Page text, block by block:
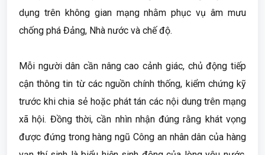
dụng trên không gian mạng nhằm phục vụ âm mưu
chống phá Đảng, Nhà nước và chế độ.
Mỗi người dân cần nâng cao cảnh giác, chủ động tiếp
cận thông tin từ các nguồn chính thống, kiểm chứng kỹ
trước khi chia sẻ hoặc phát tán các nội dung trên mạng
xã hội. Đồng thời, cần nhìn nhận đúng rằng khát vọng
được đứng trong hàng ngũ Công an nhân dân của hàng